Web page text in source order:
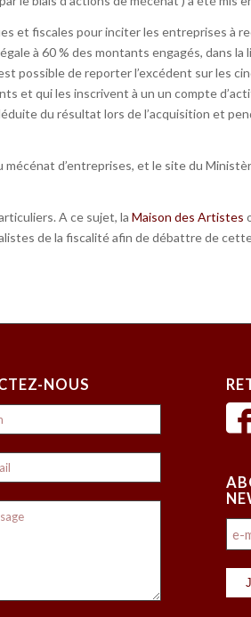
et fiscales pour inciter les entreprises à
à 60 % des montants engagés, dans la
possible de reporter l’excédent sur les
et qui les inscrivent à un un compte
du résultat lors de l’acquisition et
mécénat d’entreprises, et le site du
A ce sujet, la Maison des Artistes
de la fiscalité afin de débattre de
NOUS